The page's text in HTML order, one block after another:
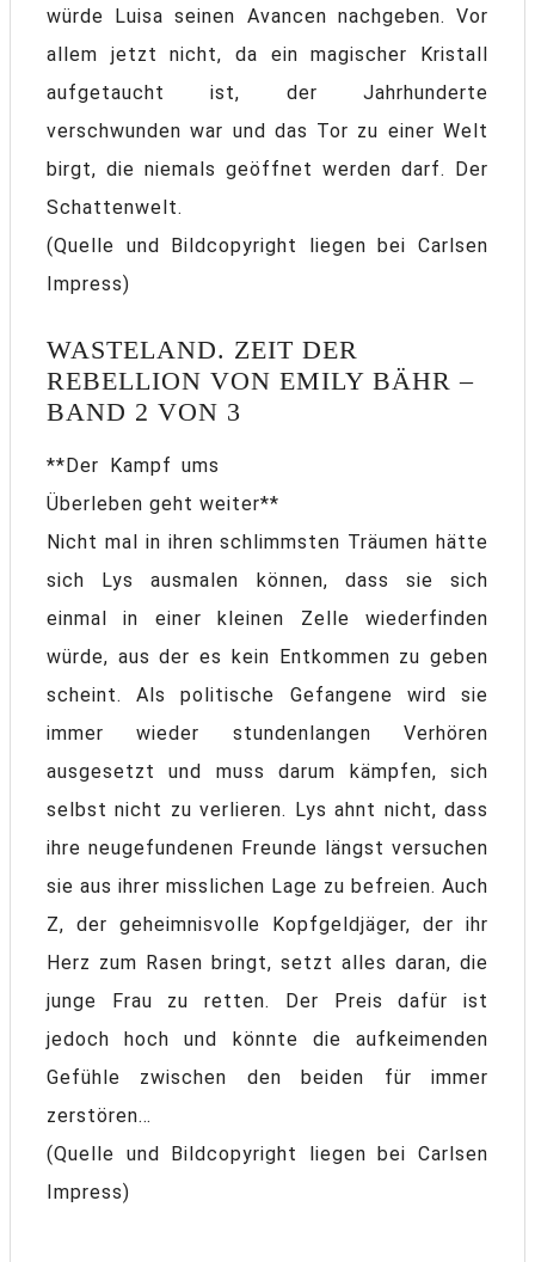
würde Luisa seinen Avancen nachgeben. Vor
allem jetzt nicht, da ein magischer Kristall
aufgetaucht ist, der Jahrhunderte
verschwunden war und das Tor zu einer Welt
birgt, die niemals geöffnet werden darf. Der
Schattenwelt.
(Quelle und Bildcopyright liegen bei Carlsen
Impress)
WASTELAND. ZEIT DER
REBELLION VON EMILY BÄHR –
BAND 2 VON 3
**Der Kampf ums
Überleben geht weiter**
Nicht mal in ihren schlimmsten Träumen hätte
sich Lys ausmalen können, dass sie sich
einmal in einer kleinen Zelle wiederfinden
würde, aus der es kein Entkommen zu geben
scheint. Als politische Gefangene wird sie
immer wieder stundenlangen Verhören
ausgesetzt und muss darum kämpfen, sich
selbst nicht zu verlieren. Lys ahnt nicht, dass
ihre neugefundenen Freunde längst versuchen
sie aus ihrer misslichen Lage zu befreien. Auch
Z, der geheimnisvolle Kopfgeldjäger, der ihr
Herz zum Rasen bringt, setzt alles daran, die
junge Frau zu retten. Der Preis dafür ist
jedoch hoch und könnte die aufkeimenden
Gefühle zwischen den beiden für immer
zerstören…
(Quelle und Bildcopyright liegen bei Carlsen
Impress)